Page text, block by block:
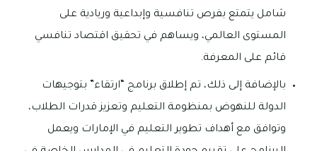
شامل يتمتع بفرص تنافسية وإبداعية وريادية على
المستوى العالمي، ويساهم في تحقيق اقتصاد تنافسي
قائم على المعرفة.
بالإضافة إلى ذلك، تم إطلاق برنامج “ارتقاء” بتوجيهات
الدولة للنهوض بمنظومة التعليم وتعزيز قدرات الطلاب،
وتوافق مع أهداف تطوير التعليم في الإمارات ويعمل